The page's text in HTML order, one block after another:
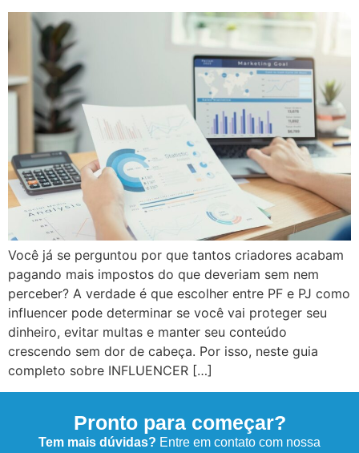
Você já se perguntou por que tantos criadores acabam
pagando mais impostos do que deveriam sem nem
perceber? A verdade é que escolher entre PF e PJ como
influencer pode determinar se você vai proteger seu
dinheiro, evitar multas e manter seu conteúdo
crescendo sem dor de cabeça. Por isso, neste guia
completo sobre INFLUENCER […]
Pronto para começar?
Tem mais dúvidas? Entre em contato com nossa